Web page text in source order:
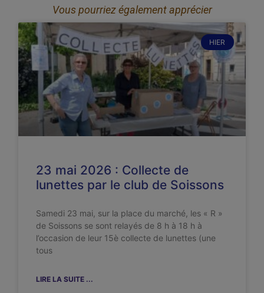
Vous pourriez également apprécier
HIER
23 mai 2026 : Collecte de
lunettes par le club de Soissons
Samedi 23 mai, sur la place du marché, les « R »
de Soissons se sont relayés de 8 h à 18 h à
l’occasion de leur 15è collecte de lunettes (une
tous
LIRE LA SUITE ...